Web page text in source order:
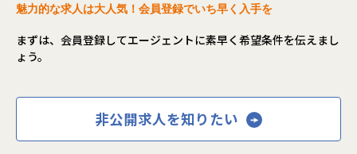
・平均残業時間：月10.5時間（全社平均）
■社員の声
自分に無理のないレベルでの配属先を決めてくれて、
自分のペースでステップアップができたところが大きな魅力
・エンジニア責任者
長年エンジニアとして現場で活躍。
その際に感じた「よりエンジニアが幸せに働ける環境」を体
現すべく弊社で奮闘しています。
を得ており、多様な案件の獲得にも繋がっております。
魅力的な求人は大人気！会員登録でいち早く入手を
まずは、会員登録してエージェントに素早く希望条件を伝えまし
ょう。
非公開求人を知りたい